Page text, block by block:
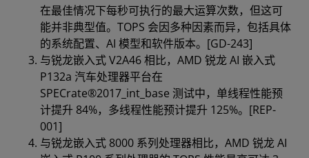
在最佳情况下每秒可执行的最大运算次数，但这可
能并非典型值。TOPS 会因多种因素而异，包括具体
的系统配置、AI 模型和软件版本。[GD-243]
与锐龙嵌入式 V2A46 相比，AMD 锐龙 AI 嵌入式
P132a 汽车处理器平台在
SPECrate®2017_int_base 测试中，单线程性能预
计提升 84%，多线程性能预计提升 125%。[REP-
001]
与锐龙嵌入式 8000 系列处理器相比，AMD 锐龙 AI